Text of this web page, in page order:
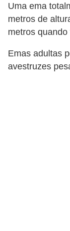
Uma ema
metros de
metros
Emas adultas
avestruzes
e
s
o
r
n